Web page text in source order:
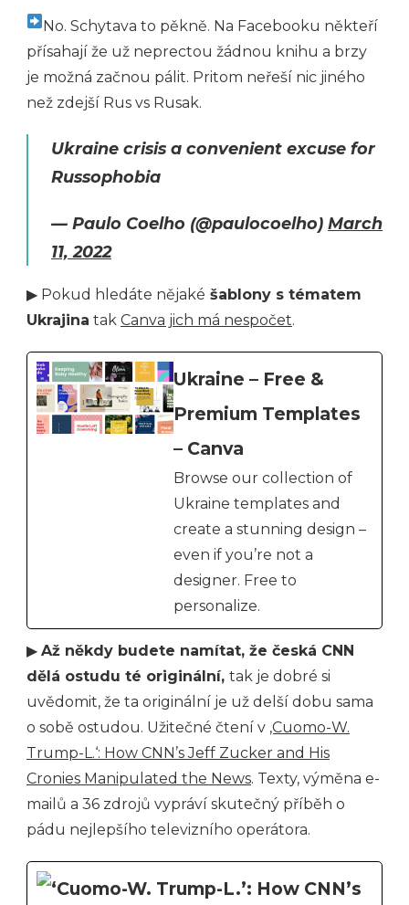
No. Schytava to pěkně. Na Facebooku někteří
přísahají že už neprectou žádnou knihu a brzy
je možná začnou pálit. Pritom neřeší nic jiného
než zdejší Rus vs Rusak.
Ukraine crisis a convenient excuse for
Russophobia
— Paulo Coelho (@paulocoelho) March
11, 2022
▶ Pokud hledáte nějaké šablony s tématem
Ukrajina tak Canva jich má nespočet.
Ukraine – Free &
Premium Templates
– Canva
Browse our collection of
Ukraine templates and
create a stunning design –
even if you’re not a
designer. Free to
personalize.
▶ Až někdy budete namítat, že česká CNN
dělá ostudu té originální, tak je dobré si
uvědomit, že ta originální je už delší dobu sama
o sobě ostudou. Užitečné čtení v ‚Cuomo-W.
Trump-L.‘: How CNN’s Jeff Zucker and His
Cronies Manipulated the News. Texty, výměna e-
mailů a 36 zdrojů vypráví skutečný příběh o
pádu nejlepšího televizního operátora.
‘Cuomo-W. Trump-L.’: How CNN’s